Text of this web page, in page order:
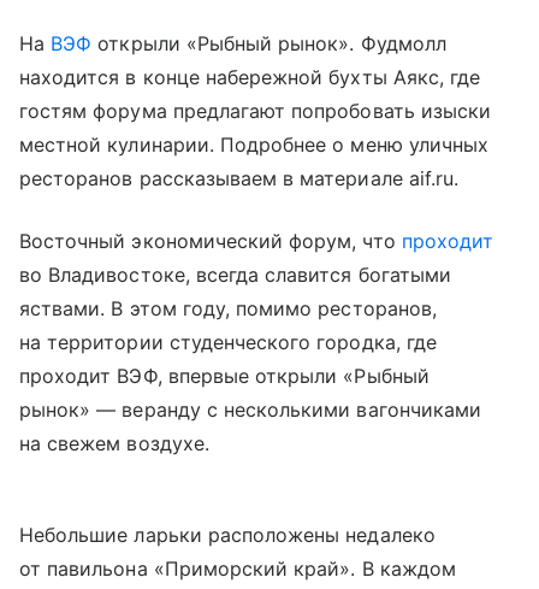
На ВЭФ открыли «Рыбный рынок». Фудмолл
находится в конце набережной бухты Аякс, где
гостям форума предлагают попробовать изыски
местной кулинарии. Подробнее о меню уличных
ресторанов рассказываем в материале aif.ru.
Восточный экономический форум, что проходит
во Владивостоке, всегда славится богатыми
яствами. В этом году, помимо ресторанов,
на территории студенческого городка, где
проходит ВЭФ, впервые открыли «Рыбный
рынок» — веранду с несколькими вагончиками
на свежем воздухе.
Небольшие ларьки расположены недалеко
от павильона «Приморский край». В каждом